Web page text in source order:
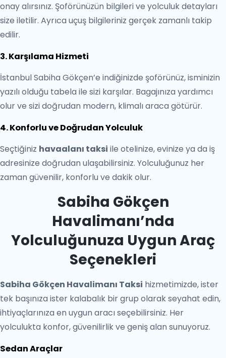
onay alırsınız. Şoförünüzün bilgileri ve yolculuk detayları
size iletilir. Ayrıca uçuş bilgileriniz gerçek zamanlı takip
edilir.
3. Karşılama Hizmeti
İstanbul Sabiha Gökçen’e indiğinizde şoförünüz, isminizin
yazılı olduğu tabela ile sizi karşılar. Bagajınıza yardımcı
olur ve sizi doğrudan modern, klimalı araca götürür.
4. Konforlu ve Doğrudan Yolculuk
Seçtiğiniz havaalanı taksi ile otelinize, evinize ya da iş
adresinize doğrudan ulaşabilirsiniz. Yolculuğunuz her
zaman güvenilir, konforlu ve dakik olur.
Sabiha Gökçen
Havalimanı’nda
Yolculuğunuza Uygun Araç
Seçenekleri
Sabiha Gökçen Havalimanı Taksi hizmetimizde, ister
tek başınıza ister kalabalık bir grup olarak seyahat edin,
ihtiyaçlarınıza en uygun aracı seçebilirsiniz. Her
yolculukta konfor, güvenilirlik ve geniş alan sunuyoruz.
Sedan Araçlar